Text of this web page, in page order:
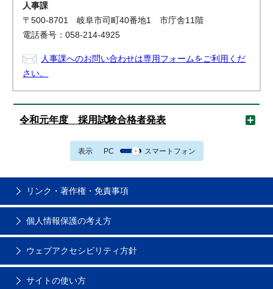
人事課
〒500-8701 岐阜市司町40番地1 市庁舎11階
電話番号：058-214-4925
人事課へのお問い合わせは専用フォームをご利用くだ
さい。
令和元年度 採用試験合格者発表
表示 PC スマートフォン
リンク・著作権・免責事項
個人情報保護の考え方
ウェブアクセシビリティ方針
サイトの使い方